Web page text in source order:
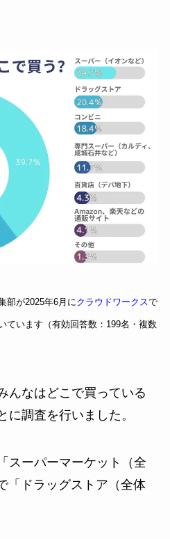
部が2025年6月にクラウドワークスで
ています（有効回答数：199名・複数
んなはどこで買っている
に調査を行いました。
スーパーマーケット（全
「ドラッグストア（全体